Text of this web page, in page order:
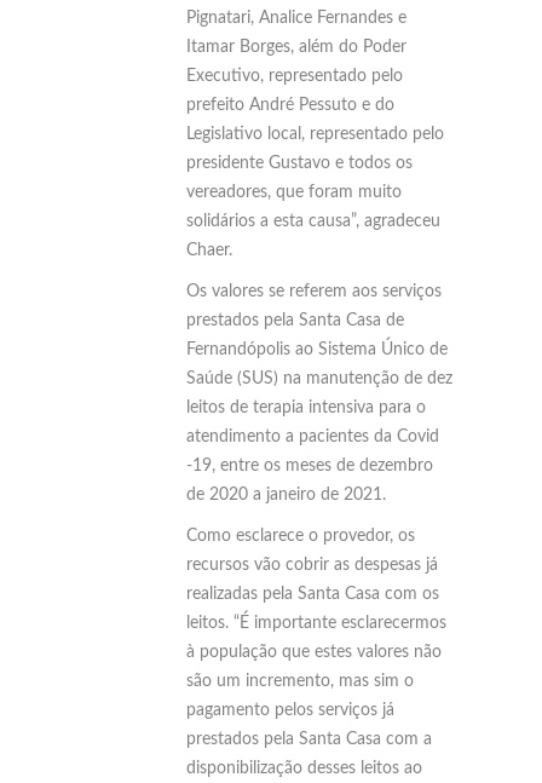
Pignatari, Analice Fernandes e
Itamar Borges, além do Poder
Executivo, representado pelo
prefeito André Pessuto e do
Legislativo local, representado pelo
presidente Gustavo e todos os
vereadores, que foram muito
solidários a esta causa”, agradeceu
Chaer.
Os valores se referem aos serviços
prestados pela Santa Casa de
Fernandópolis ao Sistema Único de
Saúde (SUS) na manutenção de dez
leitos de terapia intensiva para o
atendimento a pacientes da Covid
-19, entre os meses de dezembro
de 2020 a janeiro de 2021.
Como esclarece o provedor, os
recursos vão cobrir as despesas já
realizadas pela Santa Casa com os
leitos. “É importante esclarecermos
à população que estes valores não
são um incremento, mas sim o
pagamento pelos serviços já
prestados pela Santa Casa com a
disponibilização desses leitos ao